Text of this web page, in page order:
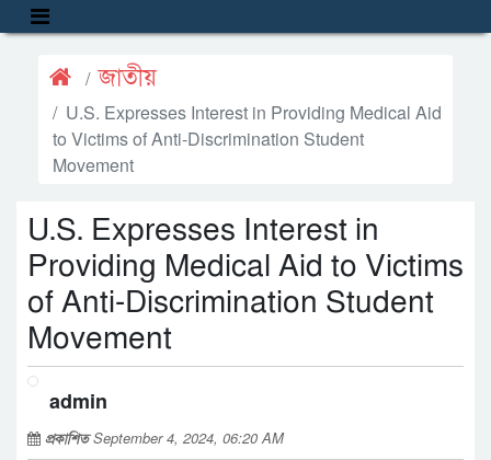
জাতীয়
U.S. Expresses Interest in Providing Medical Aid
to Victims of Anti-Discrimination Student
Movement
U.S. Expresses Interest in
Providing Medical Aid to Victims
of Anti-Discrimination Student
Movement
admin
প্রকাশিতSeptember 4, 2024, 06:20 AM